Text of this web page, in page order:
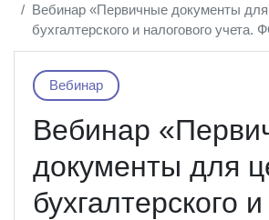
Вебинар «Первичные документы
бухгалтерского и налогового учета.
Вебинар
Вебинар
документы для
бухгалтерского и